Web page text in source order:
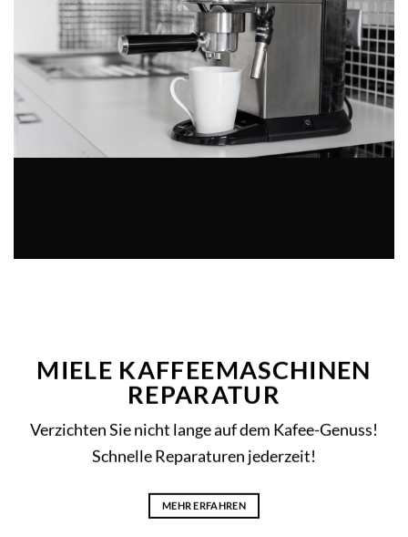
REPARATUR
Verzichten Sie nicht lange auf dem Kafee-Genuss!
Schnelle Reparaturen jederzeit!